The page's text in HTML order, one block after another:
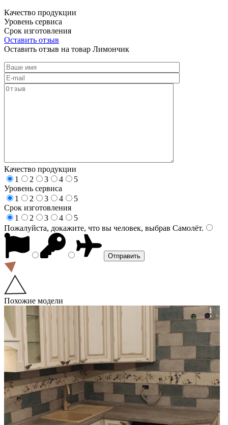
Качество продукции
Уровень сервиса
Срок изготовления
Оставить отзыв
Оставить отзыв на товар Лимончик
Качество продукции
1
2 3 4
5
Уровень сервиса
1
2 3 4
5
Срок изготовления
1
2 3 4
5
Пожалуйста, докажите, что вы человек, выбрав Самолёт.
Похожие модели